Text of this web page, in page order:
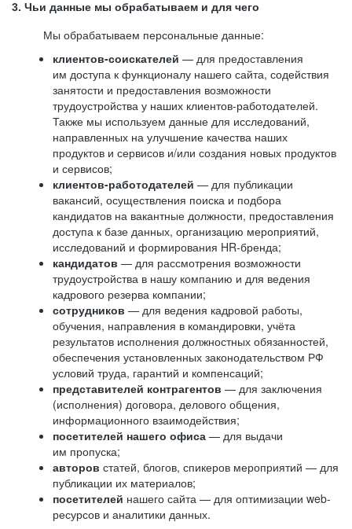
3. Чьи данные мы обрабатываем и для чего
Мы обрабатываем персональные данные:
клиентов-соискателей — для предоставления
им доступа к функционалу нашего сайта, содействия
занятости и предоставления возможности
трудоустройства у наших клиентов-работодателей.
Также мы используем данные для исследований,
направленных на улучшение качества наших
продуктов и сервисов и/или создания новых продуктов
и сервисов;
клиентов-работодателей — для публикации
вакансий, осуществления поиска и подбора
кандидатов на вакантные должности, предоставления
доступа к базе данных, организацию мероприятий,
исследований и формирования HR-бренда;
кандидатов — для рассмотрения возможности
трудоустройства в нашу компанию и для ведения
кадрового резерва компании;
сотрудников — для ведения кадровой работы,
обучения, направления в командировки, учёта
результатов исполнения должностных обязанностей,
обеспечения установленных законодательством РФ
условий труда, гарантий и компенсаций;
представителей контрагентов — для заключения
(исполнения) договора, делового общения,
информационного взаимодействия;
посетителей нашего офиса — для выдачи
им пропуска;
авторов статей, блогов, спикеров мероприятий — для
публикации их материалов;
посетителей нашего сайта — для оптимизации web-
ресурсов и аналитики данных.